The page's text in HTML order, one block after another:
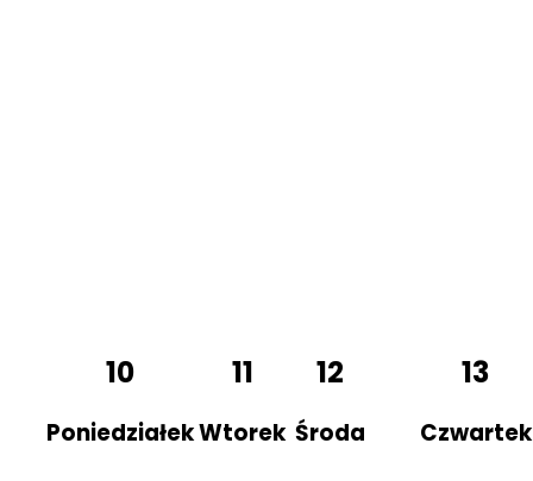
10
Poniedziałek
11
Wtorek
12
Środa
13
Czwartek